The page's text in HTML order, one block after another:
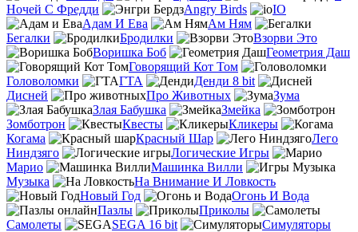
Ночей С Фредди
Angry Birds
IO
Адам И Ева
Ам Ням
Бегалки
Бродилки
Взорви Это
Воришка Боб
Геометрия Даш
Говорящий Кот Том
Головоломки
ГТА
Денди 8 bit
Дисней
Про Животных
Зума
Злая Бабушка
Змейка
Зомботрон
Квесты
Кликеры
Когама
Красный Шар
Лего
Ниндзяго
Логические Игры
Марио
Машинка Вилли
Музыка
На Внимание И Ловкость
Новый Год
Огонь И Вода
Пазлы
Приколы
Самолеты
SEGA 16 bit
Симуляторы